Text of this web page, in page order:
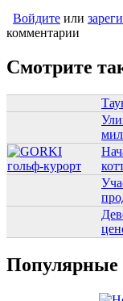
Войдите или
комментарии
Смотрите
Популярные